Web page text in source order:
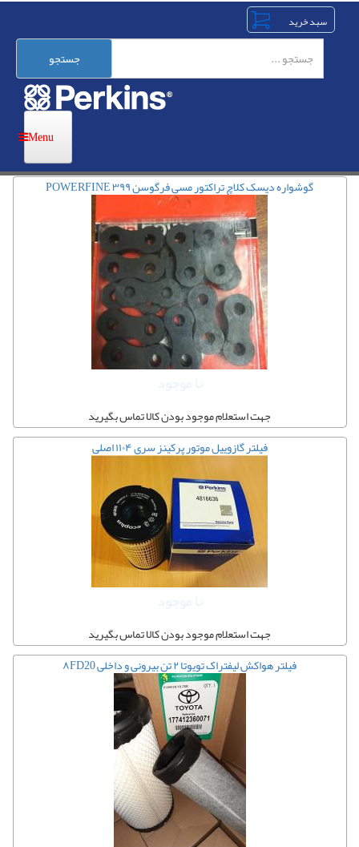
رفتن
محتوای
جستجو
گوشواره دیسک کلاچ تراکتور مسی فرگوسن ۳۹۹ POWERFINE
نا موجود
جهت استعلام موجود بودن کالا تماس بگیرید
فیلتر گازوییل موتور پرکینز سری ۱۱۰۴ اصلی
نا موجود
جهت استعلام موجود بودن کالا تماس بگیرید
فیلتر هواکش لیفتراک تویوتا ۲ تن بیرونی و داخلی ۸FD20